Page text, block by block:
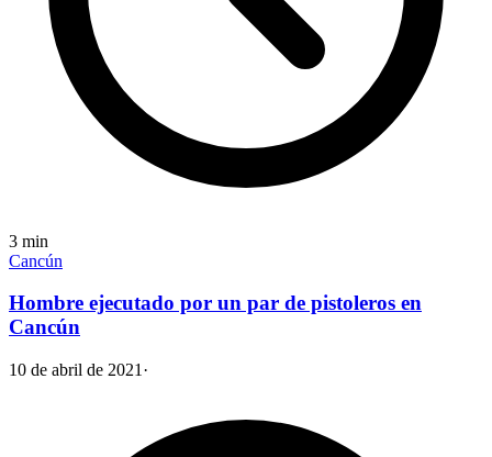
3 min
Cancún
Hombre ejecutado por un par de pistoleros en
Cancún
10 de abril de 2021 ·